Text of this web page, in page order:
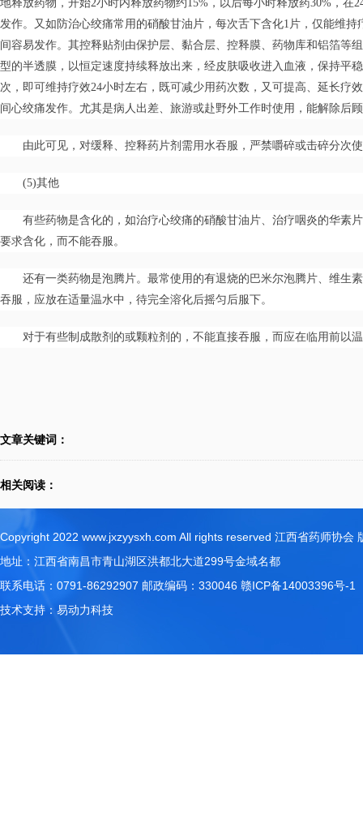
地释放药物，开始2小时内释放药物约15%，以后每小时释放药30%，在
发作。又如防治心绞痛常用的硝酸甘油片，每次舌下含化1片，仅能维持
间容易发作。其控释贴剂由保护层、黏合层、控释膜、药物库和铝箔等
型的半透膜，以恒定速度持续释放出来，经皮肤吸收进入血液，保持平
次，即可维持疗效24小时左右，既可减少用药次数，又可提高、延长疗
间心绞痛发作。尤其是病人出差、旅游或赴野外工作时使用，能解除后
由此可见，对缓释、控释药片剂需用水吞服，严禁嚼碎或击碎分次
(5)其他
有些药物是含化的，如治疗心绞痛的硝酸甘油片、治疗咽炎的华素
要求含化，而不能吞服。
还有一类药物是泡腾片。最常使用的有退烧的巴米尔泡腾片、维生
吞服，应放在适量温水中，待完全溶化后摇匀后服下。
对于有些制成散剂的或颗粒剂的，不能直接吞服，而应在临用前以
文章关键词：
相关阅读：
Copyright 2022 www.jxzyysxh.com All rights reserved 江西省药师协会
地址：江西省南昌市青山湖区洪都北大道299号金域名都
联系电话：0791-86292907 邮政编码：330046 赣ICP备14003396号-1
技术支持： 易动力科技